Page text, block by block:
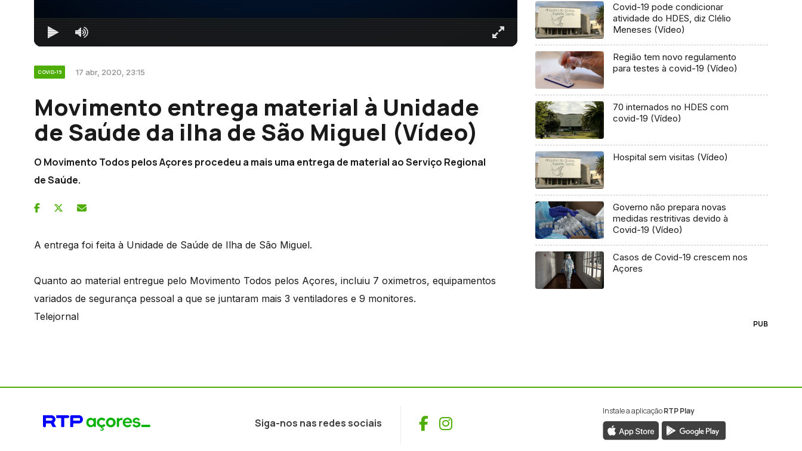
COVID-19 17 abr, 2020, 23:15
Movimento entrega material à Unidade
de Saúde da ilha de São Miguel (Vídeo)
O Movimento Todos pelos Açores procedeu a mais uma entrega de material ao Serviço Regional
de Saúde.
A entrega foi feita à Unidade de Saúde de Ilha de São Miguel.
Quanto ao material entregue pelo Movimento Todos pelos Açores, incluiu 7 oximetros, equipamentos
variados de segurança pessoal a que se juntaram mais 3 ventiladores e 9 monitores.
Telejornal
Covid-19 pode condicionar
atividade do HDES, diz Clélio
Meneses (Vídeo)
Região tem novo regulamento
para testes à covid-19 (Vídeo)
70 internados no HDES com
covid-19 (Vídeo)
Hospital sem visitas (Vídeo)
Governo não prepara novas
medidas restritivas devido à
Covid-19 (Vídeo)
Casos de Covid-19 crescem nos
Açores
PUB
Siga-nos nas redes sociais Facebook
Instagram
Instale a aplicaçãoRTP Play